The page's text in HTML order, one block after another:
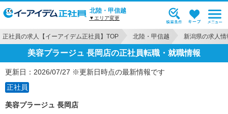
北陸・甲信越
▼エリア変更
正社員の求人【イーアイデム正社員】TOP 北陸・甲信越 新潟県の求人情
美容プラージュ 長岡店の正社員転職・就職情報
更新日：2026/07/27 ※更新日時点の最新情報です
正社員
美容プラージュ 長岡店